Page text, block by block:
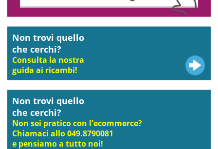
Non trovi quello
che cerchi?
Consulta la nostra
guida ai ricambi!
Non trovi quello
che cerchi?
Non sei pratico con l'ecommerce?
Chiamaci allo 049.8790081
e pensiamo a tutto noi!